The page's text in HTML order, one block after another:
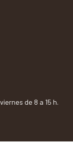
de 8 a 15 h.